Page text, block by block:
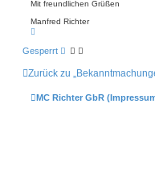
n
r
R
h
e
r
Mit freundlichen Grüßen
Manfred Richter
h
b
Gesperrt
Zurück zu
MC Richter GbR